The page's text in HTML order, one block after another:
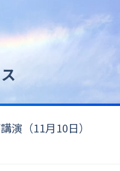
演（11月10日）